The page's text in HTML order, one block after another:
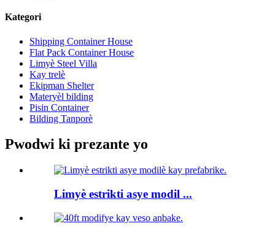
Kategori
Shipping Container House
Flat Pack Container House
Limyè Steel Villa
Kay trelè
Ekipman Shelter
Materyèl bilding
Pisin Container
Bilding Tanporè
Pwodwi ki prezante yo
Limyè estrikti asye modil ...